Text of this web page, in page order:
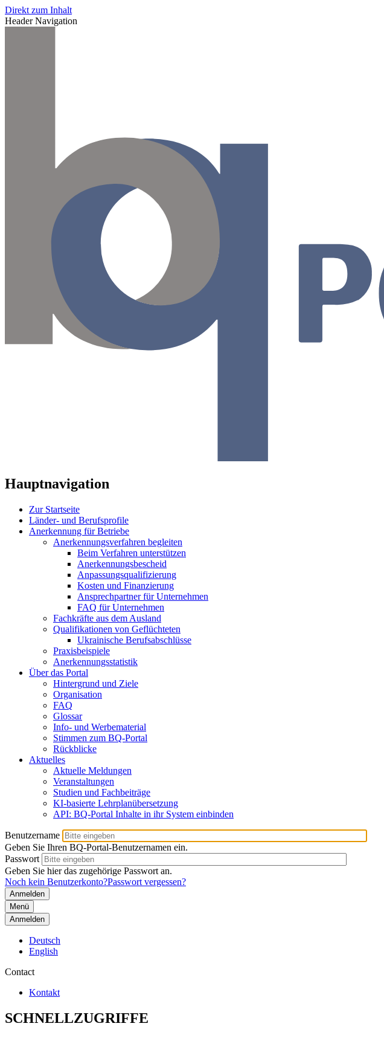
Direkt zum Inhalt
Header Navigation
Hauptnavigation
Zur Startseite
Länder- und Berufsprofile
Anerkennung für Betriebe
Anerkennungsverfahren begleiten
Beim Verfahren unterstützen
Anerkennungsbescheid
Anpassungsqualifizierung
Kosten und Finanzierung
Ansprechpartner für Unternehmen
FAQ für Unternehmen
Fachkräfte aus dem Ausland
Qualifikationen von Geflüchteten
Ukrainische Berufsabschlüsse
Praxisbeispiele
Anerkennungsstatistik
Über das Portal
Hintergrund und Ziele
Organisation
FAQ
Glossar
Info- und Werbematerial
Stimmen zum BQ-Portal
Rückblicke
Aktuelles
Aktuelle Meldungen
Veranstaltungen
Studien und Fachbeiträge
KI-basierte Lehrplanübersetzung
API: BQ-Portal Inhalte in ihr System einbinden
Benutzername
Geben Sie Ihren BQ-Portal-Benutzernamen ein.
Passwort
Geben Sie hier das zugehörige Passwort an.
Noch kein Benutzerkonto?Passwort vergessen?
Menü
Anmelden
Deutsch
English
Contact
Kontakt
SCHNELLZUGRIFFE